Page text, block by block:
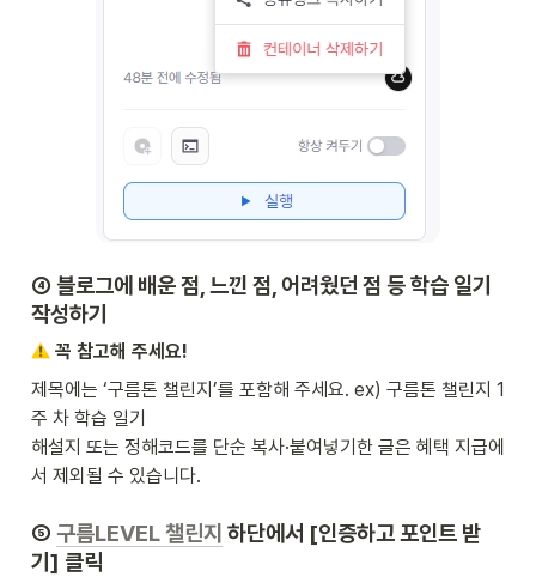
④ 블로그에 배운 점, 느낀 점, 어려웠던 점 등 학습 일기
작성하기
꼭 참고해 주세요!
제목에는 ‘구름톤 챌린지’를 포함해 주세요. ex) 구름톤 챌린지 1
주 차 학습 일기
해설지 또는 정해코드를 단순 복사·붙여넣기한 글은 혜택 지급에
서 제외될 수 있습니다.
⑤ 구름LEVEL 챌린지 하단에서 [인증하고 포인트 받
기] 클릭